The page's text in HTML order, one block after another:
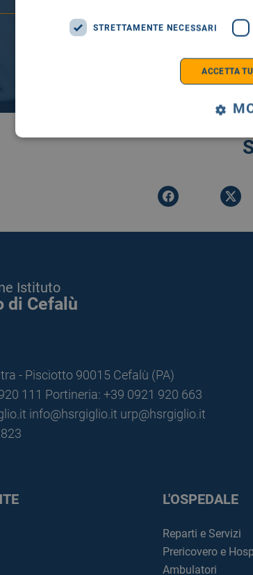
Istituto
di Cefalù
- Pisciotto 90015 Cefalù (PA)
111 Portineria: +39 0921 920 663
info@hsrgiglio.it urp@hsrgiglio.it
L'OSPEDALE
Reparti e Servizi
Prericovero e
Ambulatori
STRETTAMENTE NECESSARI
ACCETTA